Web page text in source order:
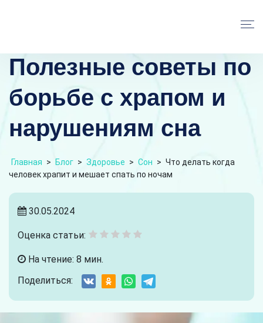
Полезные советы по
борьбе с храпом и
нарушениям сна
Главная > Блог > Здоровье > Сон > Что делать когда
человек храпит и мешает спать по ночам
30.05.2024
Оценка статьи:
На чтение: 8 мин.
Поделиться: